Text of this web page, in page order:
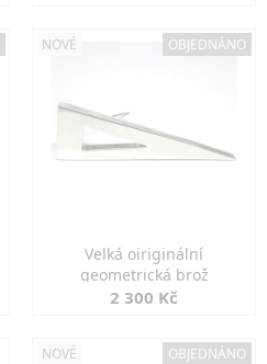
NOVÉ OBJEDNÁNO
Velká oiriginální
geometrická brož
2 300 Kč
NOVÉ OBJEDNÁNO